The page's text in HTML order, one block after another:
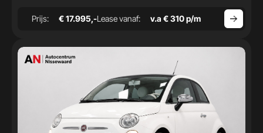
Prijs: € 17.995,-Lease vanaf: v.a € 310 p/m